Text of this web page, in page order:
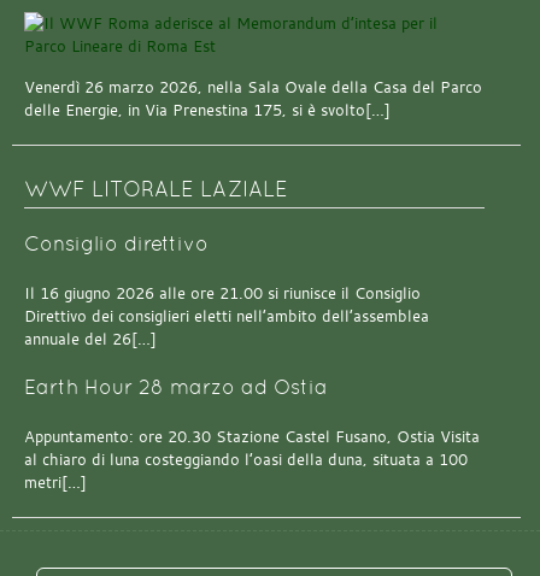
Venerdì 26 marzo 2026, nella Sala Ovale della Casa del Parco
delle Energie, in Via Prenestina 175, si è svolto[…]
WWF LITORALE LAZIALE
Consiglio direttivo
Il 16 giugno 2026 alle ore 21.00 si riunisce il Consiglio
Direttivo dei consiglieri eletti nell’ambito dell’assemblea
annuale del 26[…]
Earth Hour 28 marzo ad Ostia
Appuntamento: ore 20.30 Stazione Castel Fusano, Ostia Visita
al chiaro di luna costeggiando l’oasi della duna, situata a 100
metri[…]